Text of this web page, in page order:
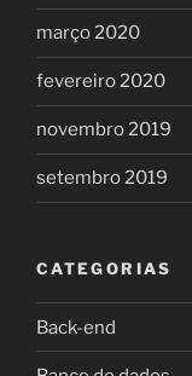
março 2020
fevereiro 2020
novembro 2019
setembro 2019
CATEGORIAS
Back-end